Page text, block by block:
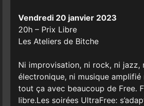
Vendredi 20 janvier 2023
20h – Prix Libre
Les Ateliers de Bitche
Ni improvisation, ni rock, ni jazz,
électronique, ni musique amplifié
tout ça avec beaucoup de Free.
libre.Les soirées UltraFree: